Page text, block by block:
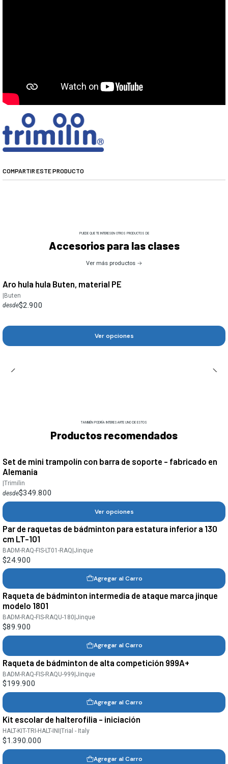
COMPARTIR ESTE PRODUCTO
PUEDE QUE TE INTERESEN OTROS PRODUCTOS DE
Accesorios para las clases
Ver más productos
Aro hula hula Buten, material PE
|Buten
desde$2.900
Ver opciones
TAMBIÉN PODRÍA INTERESARTE UNO DE ESTOS
Productos recomendados
Set de mini trampolín con barra de soporte - fabricado en
Alemania
|Trimilin
desde$349.800
Ver opciones
Par de raquetas de bádminton para estatura inferior a 130
cm LT-101
BADM-RAQ-FIS-LT01-RAQ|Jinque
$24.900
Agregar al Carro
Raqueta de bádminton intermedia de ataque marca jinque
modelo 1801
BADM-RAQ-FIS-RAQU-180 |Jinque
$89.900
Agregar al Carro
Raqueta de bádminton de alta competición 999A+
BADM-RAQ-FIS-RAQU-999|Jinque
$199.900
Agregar al Carro
Kit escolar de halterofilia - iniciación
HALT-KIT-TRI-HALT-INI|Trial - Italy
$1.390.000
Agregar al Carro